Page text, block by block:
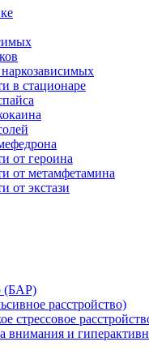
в стационаре
от героина
от метамфетамина
от экстази
(БАР)
расстройство)
стрессовое
и